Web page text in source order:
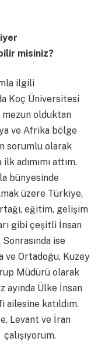
misiniz?
ilgili
Koç Üniversitesi
mezun olduktan
ve Afrika bölge
sorumlu olarak
adımımı attım.
bünyesinde
üzere Türkiye,
eğitim, gelişim
gibi çeşitli İnsan
ise
ve Ortadoğu, Kuzey
Müdürü olarak
ayında Ülke İnsan
ailesine katıldım.
Levant ve İran